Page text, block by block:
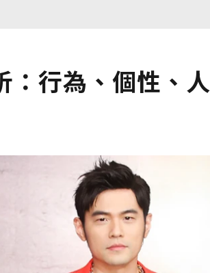
：行為、個性、人